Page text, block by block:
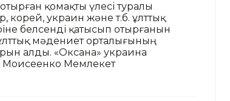
қомақты үлесі туралы
корей, украин және т.б. ұлттық
белсенді қатысып отырғанын
мәдениет орталығының
алды. «Оксана» украина
Моисеенко Мемлекет